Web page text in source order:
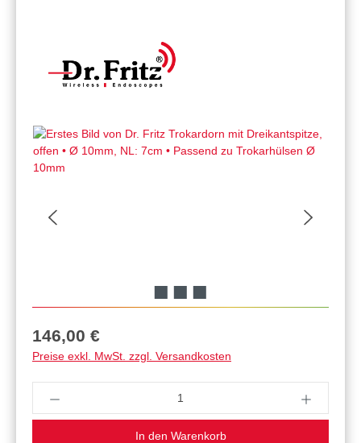
Regulärer Preis:
146,00 €
Preise exkl. MwSt. zzgl. Versandkosten
Produkt Anzahl: Gib den gewünschten Wert
In den Warenkorb